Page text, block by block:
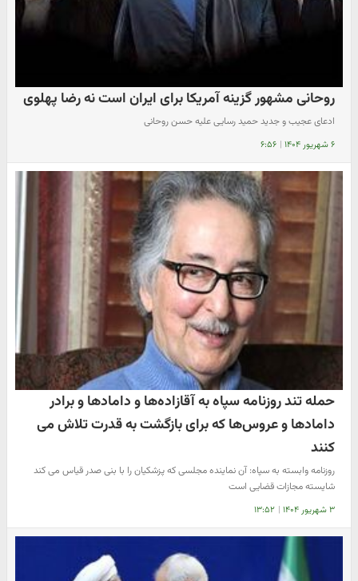
روحانی مشهور گزینه آمریکا برای ایران است نه رضا پهلوی
ادعای عجیب و جدید حمید رسایی علیه حسن روحانی
۶ شهریور ۱۴۰۴ | ۶:۵۶
حمله تند روزنامه سپاه به آقازاده‌ها و داماد‌ها و برادر
داماد‌ها و عروس‌ها که برای بازگشت به قدرت تلاش می
کنند
روزنامه وابسته به سپاه: آن نماینده مجلسی که پزشکیان را با بنی صدر قیاس می کند
شایسته مجازات قضایی است
۳ شهریور ۱۴۰۴ | ۱۳:۵۲